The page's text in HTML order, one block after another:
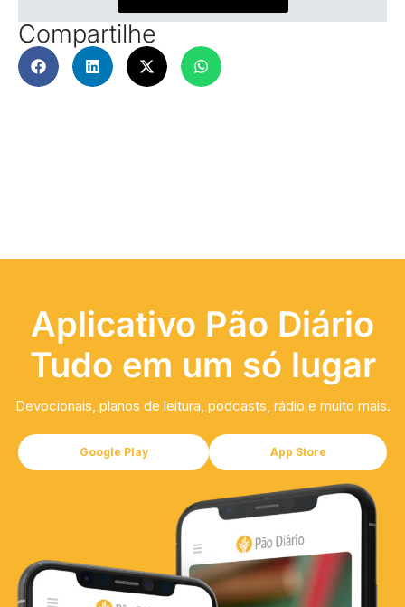
Compartilhe
Aplicativo Pão Diário
Tudo em um só lugar
Devocionais, planos de leitura, podcasts, rádio e muito mais.
Google Play App Store